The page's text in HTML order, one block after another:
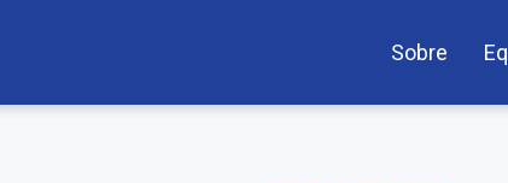
Sobre